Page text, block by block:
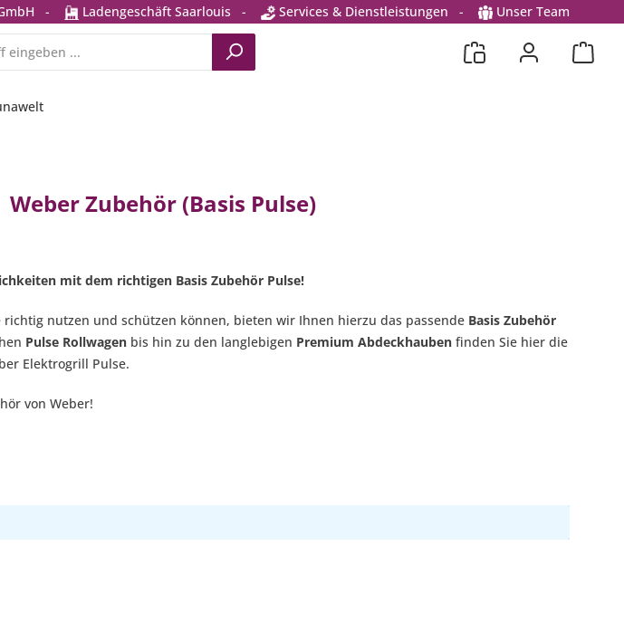
- Ladengeschäft Saarlouis - Services & Dienstleistungen - Unser Team
Weber Zubehör (Basis Pulse)
mit dem richtigen Basis Zubehör Pulse!
nutzen und schützen können, bieten wir Ihnen hierzu das passende Basis Zubehör
Pulse Rollwagen bis hin zu den langlebigen Premium Abdeckhauben finden Sie hier die
Elektrogrill Pulse.
von Weber!